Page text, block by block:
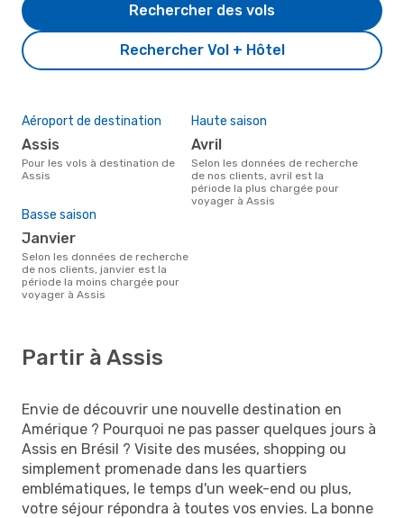
Rechercher Vol + Hôtel
Rechercher des vols
Aéroport de destination
Assis
Pour les vols à destination de
Assis
Haute saison
avril
Selon les données de recherche
de nos clients, avril est la
période la plus chargée pour
voyager à Assis
Basse saison
janvier
Selon les données de recherche
de nos clients, janvier est la
période la moins chargée pour
voyager à Assis
Partir à Assis
Envie de découvrir une nouvelle destination en
Amérique ? Pourquoi ne pas passer quelques jours à
Assis en Brésil ? Visite des musées, shopping ou
simplement promenade dans les quartiers
emblématiques, le temps d'un week-end ou plus,
votre séjour répondra à toutes vos envies. La bonne